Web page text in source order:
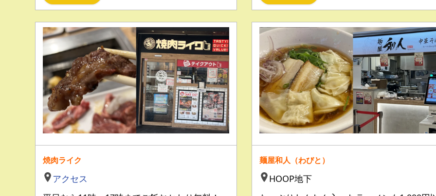
焼肉ライク
アクセス
麺屋和人（わびと）
HOOP地下